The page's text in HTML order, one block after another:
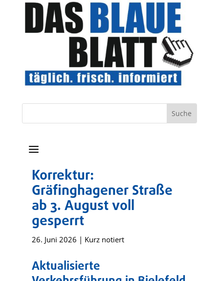
a
Korrektur:
Gräfinghagener Straße
ab 3. August voll
gesperrt
26. Juni 2026 | Kurz notiert
Aktualisierte